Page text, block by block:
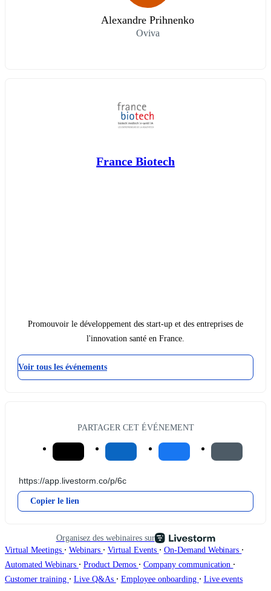
Alexandre Prihnenko
Oviva
France Biotech
Promouvoir le développement des start-up et des entreprises de
l'innovation santé en France.
Voir tous les événements
PARTAGER CET ÉVÉNEMENT
Copier le lien
Organisez des webinaires sur
Virtual Meetings ∙ Webinars ∙ Virtual Events ∙ On-Demand Webinars ∙
Automated Webinars ∙ Product Demos ∙ Company communication ∙
Customer training ∙ Live Q&As ∙ Employee onboarding ∙ Live events